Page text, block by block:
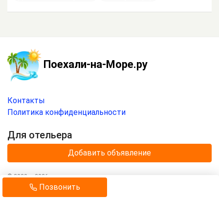
Позвонить
Поехали-на-Море.ру
Контакты
Политика конфиденциальности
Для отельера
Добавить объявление
© 2020 —2026г.
Отдых на море с«Поехали-на-Море.ру»